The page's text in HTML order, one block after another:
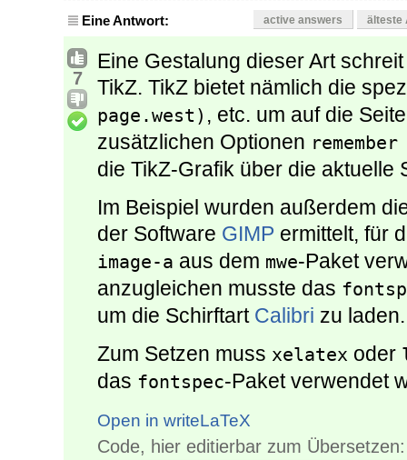
Eine Antwort: active answers älteste
7
Eine Gestalung dieser Art
TikZ. TikZ bietet nämlich die
page.west) , etc. um auf die
zusätzlichen Optionen
die TikZ-Grafik über die aktuelle
Im Beispiel wurden außerdem
der Software GIMP ermittelt, für
image-a aus dem mwe-Paket
anzugleichen musste das
um die Schirftart Calibri zu laden.
Zum Setzen muss xelatex oder
das fontspec-Paket verwendet
Open in writeLaTeX
Code, hier editierbar zum Übersetzen: